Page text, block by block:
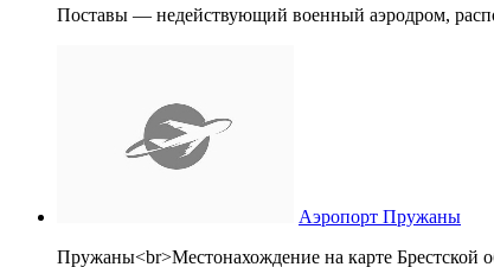
Поставы — недействующий военный аэродром,
Аэропорт Пружаны
Пружаны<br>Местонахождение на карте Брестской